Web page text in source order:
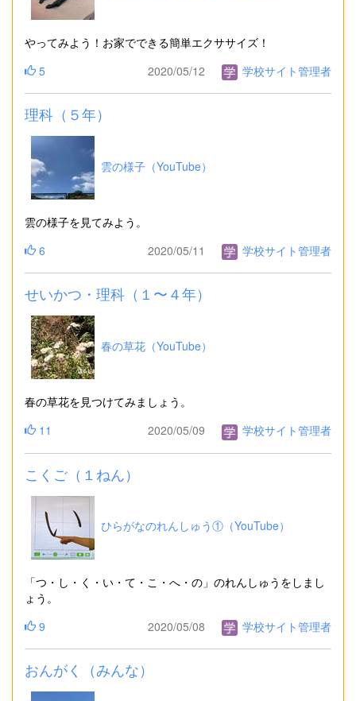
やってみよう！お家でできる簡単エクササイズ！
5
2020/05/12 学校サイト管理者
理科（５年）
雲の様子（YouTube）
雲の様子を見てみよう。
6
2020/05/11 学校サイト管理者
せいかつ・理科（１〜４年）
春の草花（YouTube）
春の草花を見つけてみましょう。
11
2020/05/09 学校サイト管理者
こくご（１ねん）
ひらがなのれんしゅう①（YouTube）
「つ・し・く・い・て・こ・へ・の」のれんしゅうをしまし
ょう。
9
2020/05/08 学校サイト管理者
おんがく（みんな）